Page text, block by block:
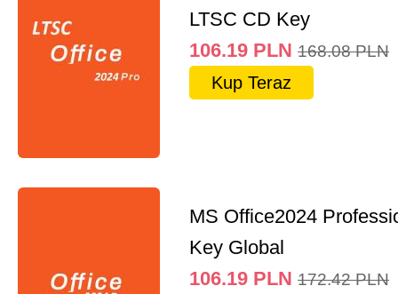
LTSC CD Key
106.19 PLN 168.08 PLN
Kup Teraz
MS Office2024
Key Global
106.19 PLN 172.42 PLN